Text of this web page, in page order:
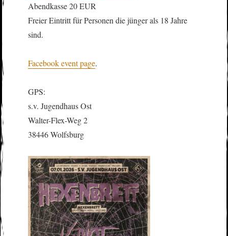
Abendkasse 20 EUR
Freier Eintritt für Personen die jünger als 18 Jahre
sind.
Facebook event page.
GPS:
s.v. Jugendhaus Ost
Walter-Flex-Weg 2
38446 Wolfsburg